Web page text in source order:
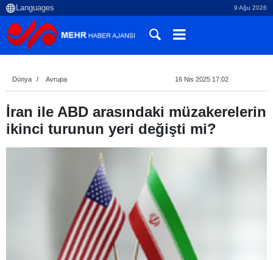
9 Ağu 2026
Dünya Avrupa 16 Nis 2025 17:02
İran ile ABD arasındaki müzakerelerin
ikinci turunun yeri değişti mi?